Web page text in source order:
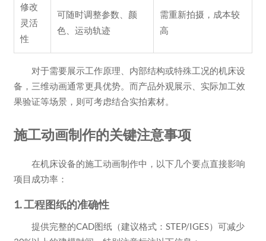
修改
灵活
性
可随时调整参数、颜
色、运动轨迹
需重新拍摄，成本较
高
对于需要展示工作原理、内部结构或特殊工况的机床设
备，三维动画通常更具优势。而产品外观展示、实际加工效
果验证等场景，则可考虑结合实拍素材。
施工动画制作的关键注意事项
在机床设备的施工动画制作中，以下几个要点直接影响
项目成功率：
1. 工程图纸的准确性
提供完整的CAD图纸（建议格式：STEP/IGES）可减少